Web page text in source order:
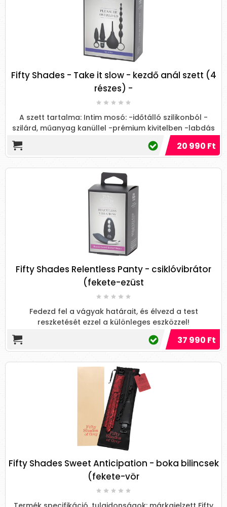
Fifty Shades - Take it slow - kezdő anál szett (4
részes) -
A szett tartalma: Intim mosó: -időtálló szilikonból -
szilárd, műanyag kanüllel -prémium kivitelben -labdás
20 990 Ft
Fifty Shades Relentless Panty - csiklóvibrátor
(fekete-ezüst
Fedezd fel a vágyak határait, és élvezd a test
reszketését ezzel a különleges eszközzel!
37 990 Ft
Fifty Shades Sweet Anticipation - boka bilincsek
(fekete-vör